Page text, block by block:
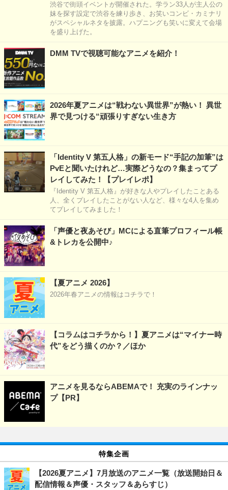
渋谷で街頭イベントが開催された。学ラン33人が主人公の
妹を探す設定で渋谷を練り歩き、お笑いコンビ・カミナリ
がスペシャルネタを披露。ハプニングも笑いに変えて会場
を盛り上げた。
DMM TVで視聴可能なアニメを紹介！
2026年夏アニメは“戦わない異世界”が熱い！ 異世
界で見つける“頑張りすぎない生き方
「Identity V 第五人格」の新モード“手記の加筆”は
PvEと聞いたけれど…実際どうなの？集まってプ
レイしてみた！【プレイレポ】
『Identity V 第五人格』が好きな人やプレイしたことある
人、全くプレイしたことがない人など、様々な4人を集め
てプレイしてみました！
「声優と夜あそび」MCによる直筆プロフィール帳
&トレカを公開中♪
【夏アニメ 2026】
2026年春アニメの情報はコチラで！
【コラムはコチラから！】夏アニメは“マイナー時
代”をどう描くのか？／ほか
アニメを見るならABEMAで！ 充実のラインナッ
プ【PR】
特集企画
【2026夏アニメ】7月放送のアニメ一覧（放送開始日＆
配信情報＆声優・スタッフ＆あらすじ）